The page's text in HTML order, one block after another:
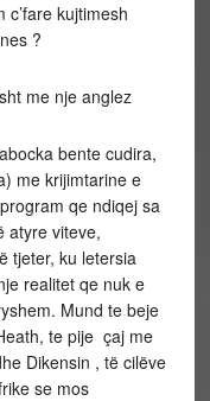
kujtimesh
?
me nje anglez
bente cudira,
me krijimtarine e
qe ndiqej sa
atyre viteve,
tjeter, ku letersia
realitet qe nuk e
Mund te beje
te pije çaj me
Dikensin , të cilëve
se mos